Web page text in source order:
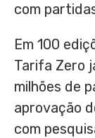
com
Em 100
Tarifa Zero
milhões de
aprovação
com